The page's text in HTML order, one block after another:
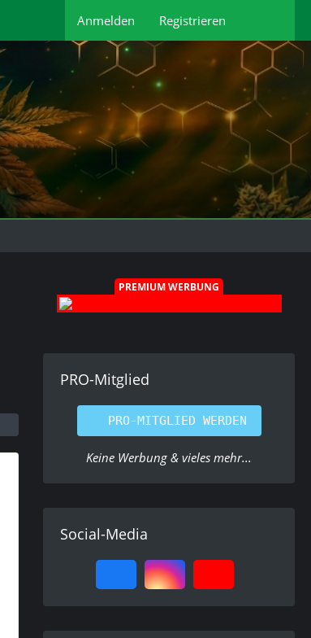
Anmelden Registrieren
PREMIUM WERBUNG
PRO-Mitglied
PRO-MITGLIED WERDEN
Keine Werbung & vieles mehr...
Social-Media